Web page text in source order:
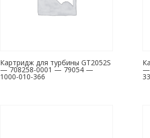
Картридж для турбины GT2052S
— 708258-0001 — 79054 —
1000-010-366
—